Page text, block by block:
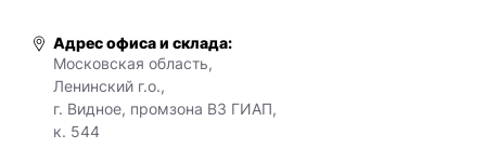
Адрес офиса и склада:
Московская область,
Ленинский г.о.,
г. Видное, промзона ВЗ ГИАП,
к. 544